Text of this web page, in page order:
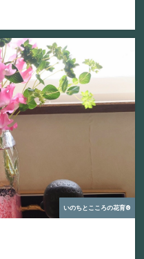
いのちとこころの花育®